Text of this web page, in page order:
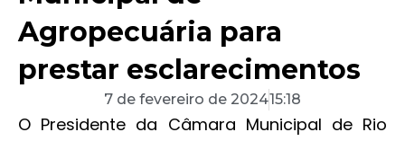
Agropecuária para
prestar esclarecimentos
7 de fevereiro de 202415:18
O Presidente da Câmara Municipal de Rio